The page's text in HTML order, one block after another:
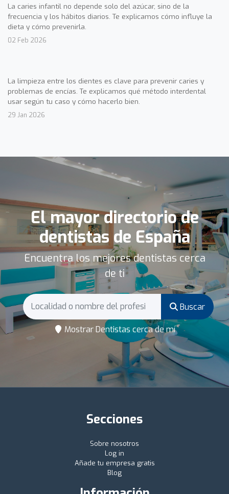
La caries infantil no depende solo del azúcar, sino de la
frecuencia y los hábitos diarios. Te explicamos cómo influye la
dieta y cómo prevenirla.
02 Feb 2026
La limpieza entre los dientes es clave para prevenir caries y
problemas de encías. Te explicamos qué método interdental
usar según tu caso y cómo hacerlo bien.
29 Jan 2026
El mayor directorio de
dentistas de España
Encuentra los mejores dentistas cerca
de ti
Buscar
Mostrar Dentistas cerca de mí
Secciones
Sobre nosotros
Log in
Añade tu empresa gratis
Blog